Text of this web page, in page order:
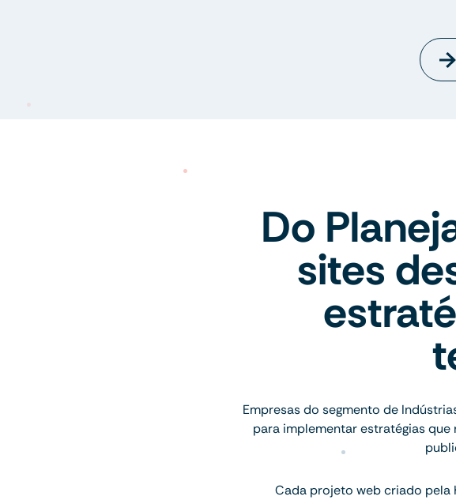
Do
sites
Empresas do segmento de
para implementar estratégias
Cada projeto web criado pela